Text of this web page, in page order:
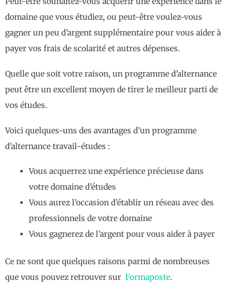
domaine que vous étudiez, ou peut-être voulez-vous
gagner un peu d’argent supplémentaire pour vous aider à
payer vos frais de scolarité et autres dépenses.
Quelle que soit votre raison, un programme d’alternance
peut être un excellent moyen de tirer le meilleur parti de
vos études.
Voici quelques-uns des avantages d’un programme
d’alternance travail-études :
Vous acquerrez une expérience précieuse dans
votre domaine d’études
Vous aurez l’occasion d’établir un réseau avec des
professionnels de votre domaine
Vous gagnerez de l’argent pour vous aider à payer
Ce ne sont que quelques raisons parmi de nombreuses
que vous pouvez retrouver sur Formaposte.